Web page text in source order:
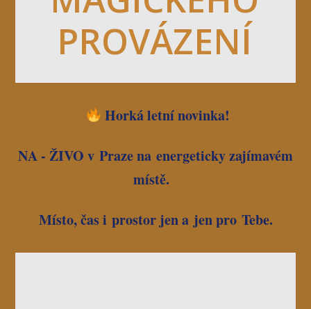
PROVÁZENÍ
Horká letní novinka!
NA - ŽIVO v Praze na energeticky zajímavém
místě.
Místo, čas i prostor jen a jen pro Tebe.